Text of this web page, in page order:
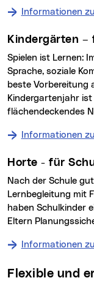
Informationen
Kindergärten
Spielen ist Lernen: Im Kindergarten entwickeln Kinder
Sprache, soziale
beste Vorbereitung
Kindergartenjahr
flächendeckendes
Informationen
Horte - für
Nach der Schule gut aufgehoben: Der Hort verbindet
Lernbegleitung mit
haben Schulkinder
Eltern
Informationen
Flexible und